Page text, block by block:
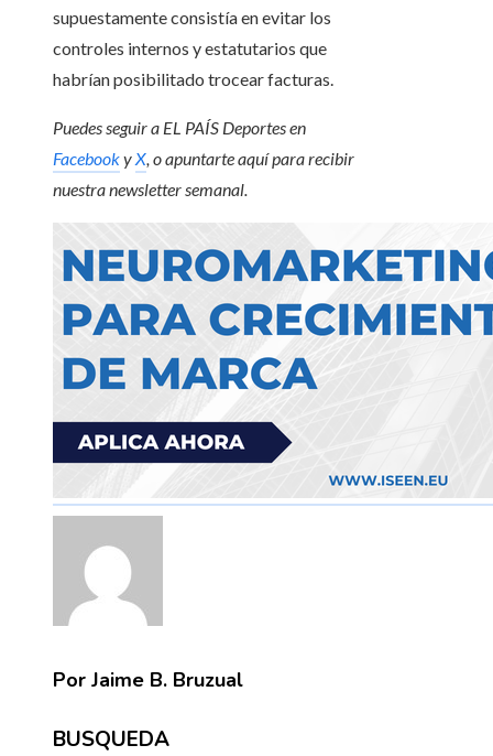
supuestamente consistía en evitar los
controles internos y estatutarios que
habrían posibilitado trocear facturas.
Puedes seguir a EL PAÍS Deportes en
FacebookyX, o apuntarte aquí para recibir
nuestra newsletter semanal.
Por Jaime B. Bruzual
BUSQUEDA